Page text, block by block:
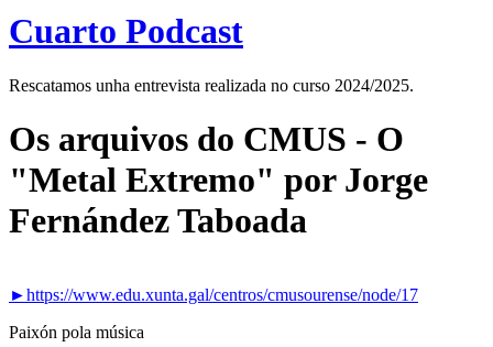
Cuarto Podcast
Rescatamos unha entrevista realizada no curso 2024/2025.
Os arquivos do CMUS - O
"Metal Extremo" por Jorge
Fernández Taboada
►https://www.edu.xunta.gal/centros/cmusourense/node/17
Paixón pola música